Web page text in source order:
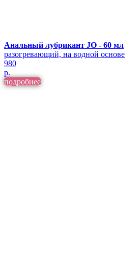
Анальный лубрикант JO - 60 мл
разогревающий, на водной основе
980
р.
подробнее